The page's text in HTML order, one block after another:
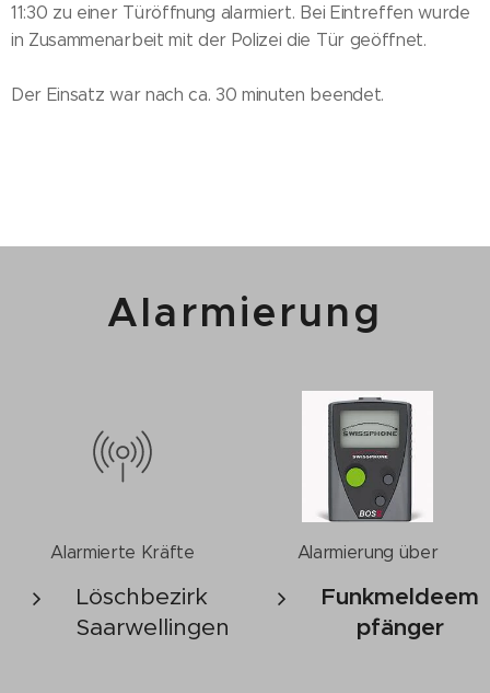
11:30 zu einer Türöffnung alarmiert. Bei Eintreffen wurde
in Zusammenarbeit mit der Polizei die Tür geöffnet.
Der Einsatz war nach ca. 30 minuten beendet.
Alarmierung
Alarmierte Kräfte
Löschbezirk
Saarwellingen
Alarmierung über
Funkmeldeem
pfänger